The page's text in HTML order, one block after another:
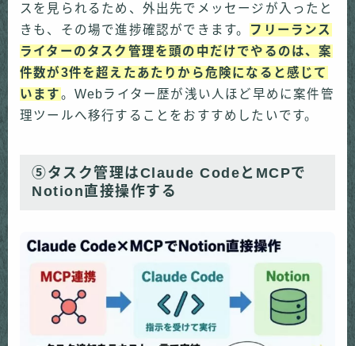
スを見られるため、外出先でメッセージが入ったと
きも、その場で進捗確認ができます。 フリーランス
ライターのタスク管理を頭の中だけでやるのは、案
件数が3件を超えたあたりから危険になると感じて
います。Webライター歴が浅い人ほど早めに案件管
理ツールへ移行することをおすすめしたいです。
⑤タスク管理はClaude CodeとMCPで
Notion直接操作する